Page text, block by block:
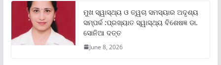
ମୁଖ ସ୍ୱାସ୍ଥ୍ୟ ଓ ତ୍ୱଚା ସମସ୍ୟାର ଅଦୃଶ୍ୟ
ସମ୍ପର୍କ :ପ୍ରଖ୍ୟାତ ସ୍ୱାସ୍ଥ୍ୟ ବିଶେଷଜ୍ଞ ଡା.
ସୋନିଆ ଦତ୍ତ
June 8, 2026